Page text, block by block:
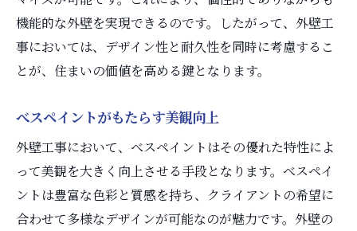
機能的な外壁を実現できるのです。したがって、外壁工
事においては、デザイン性と耐久性を同時に考慮するこ
とが、住まいの価値を高める鍵となります。
べスペイントがもたらす美観向上
外壁工事において、べスペイントはその優れた特性によ
って美観を大きく向上させる手段となります。べスペイ
ントは豊富な色彩と質感を持ち、クライアントの希望に
合わせて多様なデザインが可能なのが魅力です。外壁の